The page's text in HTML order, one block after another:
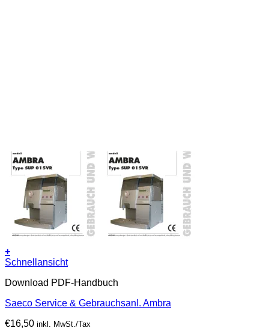
+
Schnellansicht
Download PDF-Handbuch
Saeco Service & Gebrauchsanl. Ambra
€16,50 inkl. MwSt./Tax